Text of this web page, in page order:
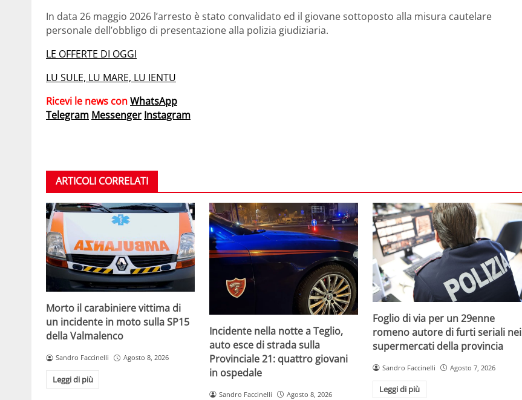
In data 26 maggio 2026 l’arresto è stato convalidato ed il giovane sottoposto alla misura cautelare
personale dell’obbligo di presentazione alla polizia giudiziaria.
LE OFFERTE DI OGGI
LU SULE, LU MARE, LU IENTU
Ricevi le news conWhatsApp
Telegram Messenger Instagram
ARTICOLI CORRELATI
Morto il carabiniere vittima di
un incidente in moto sulla SP15
della Valmalenco
Sandro Faccinelli Agosto 8, 2026
Leggi di più
Incidente nella notte a Teglio,
auto esce di strada sulla
Provinciale 21: quattro giovani
in ospedale
Sandro Faccinelli Agosto 8, 2026
Foglio di via per un 29enne
romeno autore di furti seriali nei
supermercati della provincia
Sandro Faccinelli Agosto 7, 2026
Leggi di più